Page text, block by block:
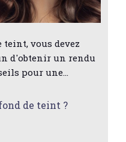
vous devez
d'obtenir un rendu
pour une…
de teint ?